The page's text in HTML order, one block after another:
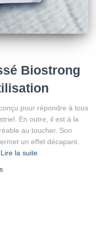
Biostrong
pour répondre à tous
En outre, il est à la
au toucher. Son
un effet décapant.
Lire la suite